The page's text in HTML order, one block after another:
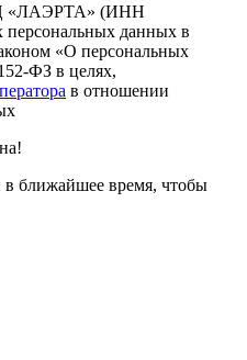
«ЛАЭРТА» (ИНН
персональных данных в
«О персональных
ФЗ в целях,
в отношении
ближайшее время, чтобы